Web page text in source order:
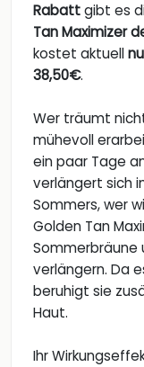
Rabattgibt es
Tan Maximizer
kostet aktuell
38,50€.
Wer träumt
mühevoll
ein paar Tage
verlängert sich
Sommers, wer
Golden Tan
Sommerbräune
verlängern. Da
beruhigt sie
Haut.
Ihr